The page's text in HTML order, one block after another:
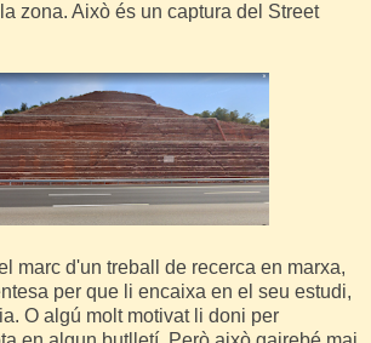
zona. Això és un captura del Street
marc d'un treball de recerca en marxa,
per que li encaixa en el seu estudi,
O algú molt motivat li doni per